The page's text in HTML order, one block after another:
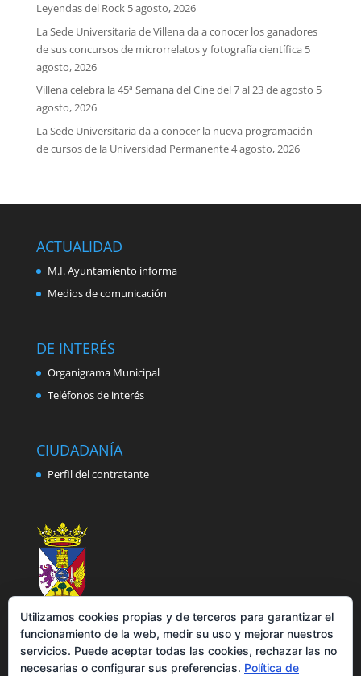
Leyendas del Rock 5 agosto, 2026
La Sede Universitaria de Villena da a conocer los ganadores
de sus concursos de microrrelatos y fotografía científica 5
agosto, 2026
Villena celebra la 45ª Semana del Cine del 7 al 23 de agosto 5
agosto, 2026
La Sede Universitaria da a conocer la nueva programación
de cursos de la Universidad Permanente4 agosto, 2026
ACTUALIDAD
M.I. Ayuntamiento informa
Medios de comunicación
DE INTERÉS
Organigrama Municipal
Teléfonos de interés
CIUDADANÍA
Perfil del contratante
Utilizamos cookies propias y de terceros para garantizar el
funcionamiento de la web, medir su uso y mejorar nuestros
servicios. Puede aceptar todas las cookies, rechazar las no
necesarias o configurar sus preferencias. Política de